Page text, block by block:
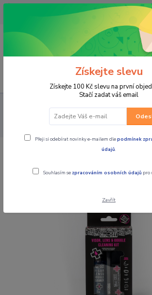
OPAVA 733537099/HLUČÍN
734541648/OLOMOUC 734593593
PRO JEZDCE HELMY PŘÍSLUŠENSTVÍ,
Čistící sada na helmy MUC-OFF
Lens&Google Cleaning Kit
Získejte slevu
Získejte 100 Kč slevu na první
Stačí zadat váš email
Přeji si odebírat novinky e-mailem dlepodmínek
údajů.
Souhlasím se zpracováním osobních údajů pro
Zavřít